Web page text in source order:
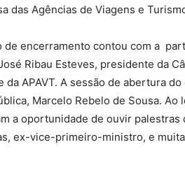
das Agências de Viagens e
de encerramento contou com a
Ribau Esteves, presidente da
APAVT. A sessão de abertura
Marcelo Rebelo de Sousa. Ao
a oportunidade de ouvir palestras
ex-vice-primeiro-ministro, e